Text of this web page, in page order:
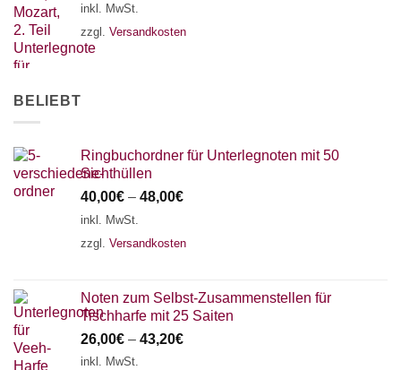
inkl. MwSt.
zzgl. Versandkosten
BELIEBT
Ringbuchordner für Unterlegnoten mit 50
Sichthüllen
40,00€ – 48,00€
inkl. MwSt.
zzgl. Versandkosten
Noten zum Selbst-Zusammenstellen für
Tischharfe mit 25 Saiten
26,00€ – 43,20€
inkl. MwSt.